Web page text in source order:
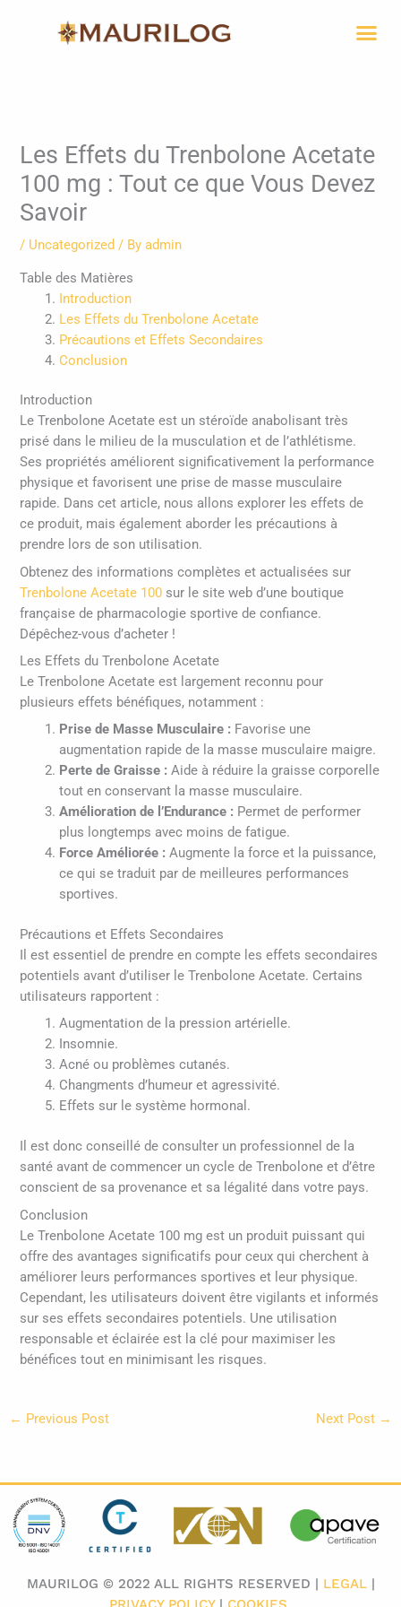
Les Effets du Trenbolone Acetate
100 mg : Tout ce que Vous Devez
Savoir
/ Uncategorized / Byadmin
Table des Matières
Introduction
Les Effets du Trenbolone Acetate
Précautions et Effets Secondaires
Conclusion
Introduction
Le Trenbolone Acetate est un stéroïde anabolisant très
prisé dans le milieu de la musculation et de l’athlétisme.
Ses propriétés améliorent significativement la performance
physique et favorisent une prise de masse musculaire
rapide. Dans cet article, nous allons explorer les effets de
ce produit, mais également aborder les précautions à
prendre lors de son utilisation.
Obtenez des informations complètes et actualisées sur
Trenbolone Acetate 100 sur le site web d’une boutique
française de pharmacologie sportive de confiance.
Dépêchez-vous d’acheter !
Les Effets du Trenbolone Acetate
Le Trenbolone Acetate est largement reconnu pour
plusieurs effets bénéfiques, notamment :
Prise de Masse Musculaire : Favorise une
augmentation rapide de la masse musculaire maigre.
Perte de Graisse : Aide à réduire la graisse corporelle
tout en conservant la masse musculaire.
Amélioration de l’Endurance : Permet de performer
plus longtemps avec moins de fatigue.
Force Améliorée : Augmente la force et la puissance,
ce qui se traduit par de meilleures performances
sportives.
Précautions et Effets Secondaires
Il est essentiel de prendre en compte les effets secondaires
potentiels avant d’utiliser le Trenbolone Acetate. Certains
utilisateurs rapportent :
Augmentation de la pression artérielle.
Insomnie.
Acné ou problèmes cutanés.
Changments d’humeur et agressivité.
Effets sur le système hormonal.
Il est donc conseillé de consulter un professionnel de la
santé avant de commencer un cycle de Trenbolone et d’être
conscient de sa provenance et sa légalité dans votre pays.
Conclusion
Le Trenbolone Acetate 100 mg est un produit puissant qui
offre des avantages significatifs pour ceux qui cherchent à
améliorer leurs performances sportives et leur physique.
Cependant, les utilisateurs doivent être vigilants et informés
sur ses effets secondaires potentiels. Une utilisation
responsable et éclairée est la clé pour maximiser les
bénéfices tout en minimisant les risques.
← Previous Post Next Post →
MAURILOG © 2022 ALL RIGHTS RESERVED | LEGAL|